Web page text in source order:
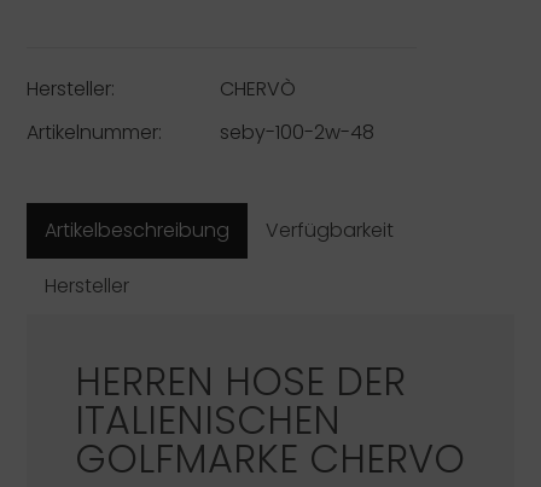
Hersteller:
CHERVÒ
Artikelnummer:
seby-100-2w-48
Artikelbeschreibung
Verfügbarkeit
Hersteller
HERREN HOSE DER
ITALIENISCHEN
GOLFMARKE CHERVO